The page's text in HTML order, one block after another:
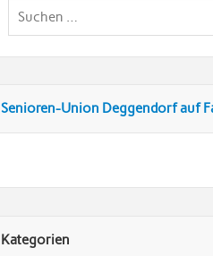
Senioren-Union Deggendorf auf
Kategorien